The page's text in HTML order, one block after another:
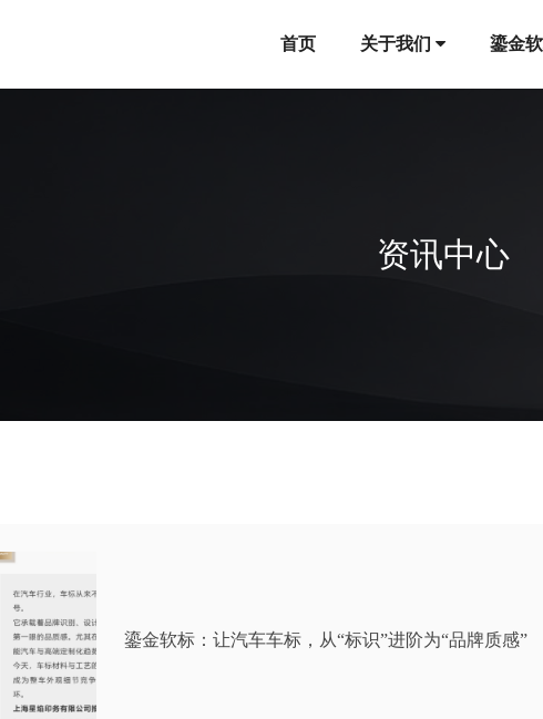
首页 关于我们 鎏金
资讯中心
鎏金软标：让汽车车标，从“标识”进阶为“品牌质感”